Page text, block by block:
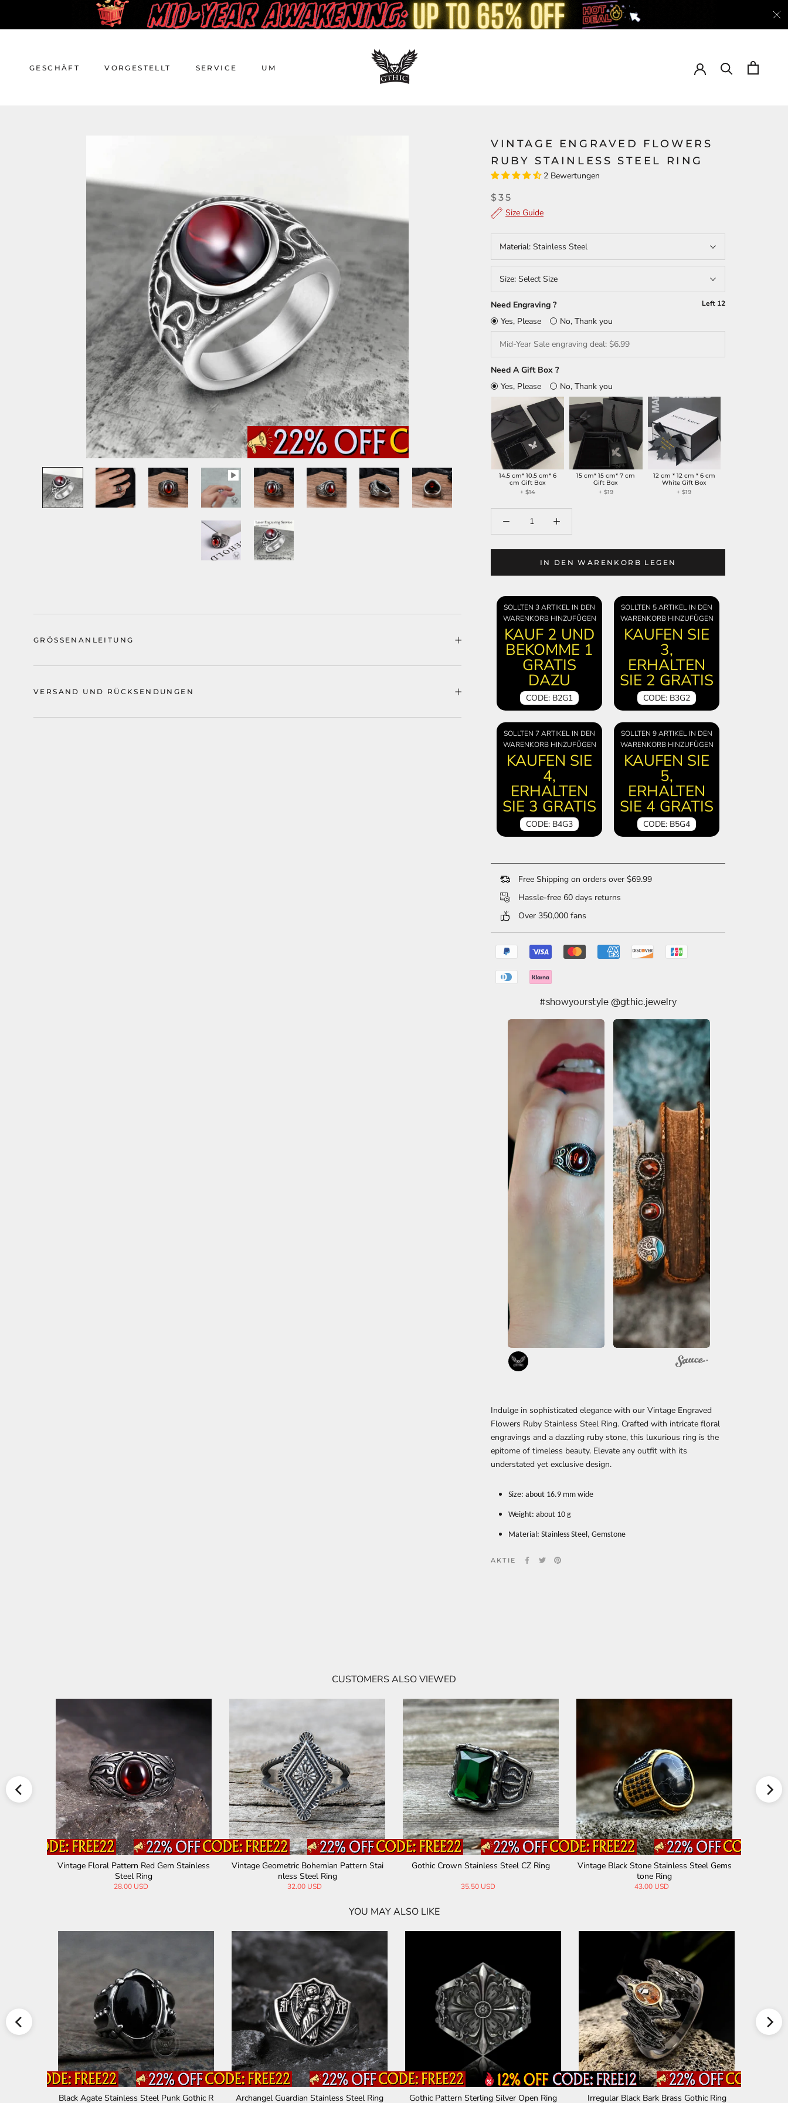
springen
GESCHÄFT VORGESTELLT SERVICE UM
VINTAGE ENGRAVED FLOWERS
RUBY STAINLESS STEEL RING
2 Bewertungen
$35
Size Guide
Material: Stainless Steel
Size: Select Size
Need Engraving ? Left 12
Yes, Please No, Thank you
Need A Gift Box ?
Yes, Please
No, Thank you
14.5 cm* 10.5 cm* 6
cm Gift Box
+$14
15 cm* 15 cm* 7 cm
Gift Box
+ $19
12 cm * 12 cm * 6 cm
White Gift Box
+$19
IN DEN WARENKORB LEGEN
SOLLTEN 3 ARTIKEL IN DEN
WARENKORB HINZUFÜGEN
KAUF 2 UND
BEKOMME 1
GRATIS
DAZU
CODE: B2G1
SOLLTEN 5 ARTIKEL IN DEN
WARENKORB HINZUFÜGEN
KAUFEN SIE
3,
ERHALTEN
SIE 2 GRATIS
CODE: B3G2
SOLLTEN 7 ARTIKEL IN DEN
WARENKORB HINZUFÜGEN
KAUFEN SIE
4,
ERHALTEN
SIE 3 GRATIS
CODE: B4G3
SOLLTEN 9 ARTIKEL IN DEN
WARENKORB HINZUFÜGEN
KAUFEN SIE
5,
ERHALTEN
SIE 4 GRATIS
CODE: B5G4
Free Shipping on orders over $69.99
Hassle-free 60 days returns
Over 350,000 fans
#showyourstyle @gthic.jewelry
Indulge in sophisticated elegance with our Vintage Engraved
Flowers Ruby Stainless Steel Ring. Crafted with intricate floral
engravings and a dazzling ruby stone, this luxurious ring is the
epitome of timeless beauty. Elevate any outfit with its
understated yet exclusive design.
Size: about 16.9 mm wide
Weight: about 10 g
Material: Stainless Steel, Gemstone
AKTIE
GRÖSSENANLEITUNG
VERSAND UND RÜCKSENDUNGEN
CUSTOMERS ALSO VIEWED
Vintage Floral Pattern Red Gem Stainless
Steel Ring
28.00 USD
Vintage Geometric Bohemian Pattern Stai
nless Steel Ring
32.00 USD
Gothic Crown Stainless Steel CZ Ring
35.50 USD
Vintage Black Stone Stainless Steel Gems
tone Ring
43.00 USD
YOU MAY ALSO LIKE
Black Agate Stainless Steel Punk Gothic R Archangel Guardian Stainless Steel Ring Gothic Pattern Sterling Silver Open Ring Irregular Black Bark Brass Gothic Ring